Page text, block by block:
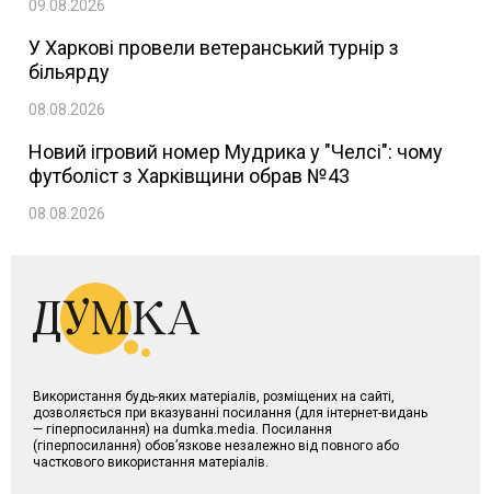
09.08.2026
У Харкові провели ветеранський турнір з
більярду
08.08.2026
Новий ігровий номер Мудрика у "Челсі": чому
футболіст з Харківщини обрав №43
08.08.2026
Використання будь-яких матеріалів, розміщених на сайті,
дозволяється при вказуванні посилання (для інтернет-видань
— гіперпосилання) на dumka.media. Посилання
(гіперпосилання) обов’язкове незалежно від повного або
часткового використання матеріалів.